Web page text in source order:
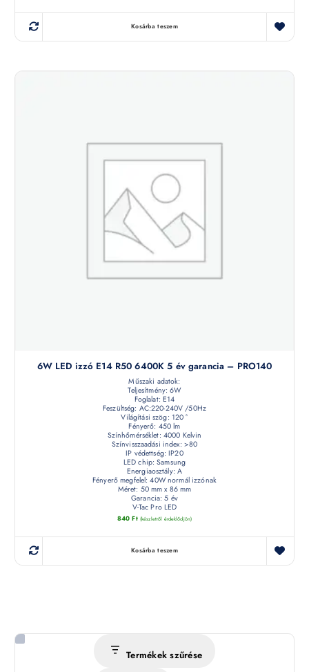
Kosárba teszem
6W LED izzó E14 R50 6400K 5 év garancia – PRO140
Műszaki adatok:
Teljesítmény: 6W
Foglalat: E14
Feszültség: AC:220-240V /50Hz
Világítási szög: 120 °
Fényerő: 450 lm
Színhőmérséklet: 4000 Kelvin
Színvisszaadási index: >80
IP védettség: IP20
LED chip: Samsung
Energiaosztály: A
Fényerő megfelel: 40W normál izzónak
Méret: 50 mm x 86 mm
Garancia: 5 év
V-Tac Pro LED
840Ft (készletről érdeklődjön)
Kosárba teszem
Termékek szűrése